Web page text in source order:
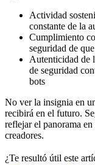
Actividad
constante de la
Cumplimiento
seguridad de
Autenticidad de
de seguridad
bots
No ver la insignia en
recibirá en el futuro.
reflejar el panorama
creadores.
¿Te resultó útil este